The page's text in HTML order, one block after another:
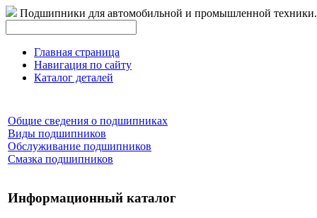
Подшипники для автомобильной и промышленной техники.
Главная страница
Навигация по сайту
Каталог деталей
Общие сведения о подшипниках
Виды подшипников
Обслуживание подшипников
Смазка подшипников
Информационный каталог